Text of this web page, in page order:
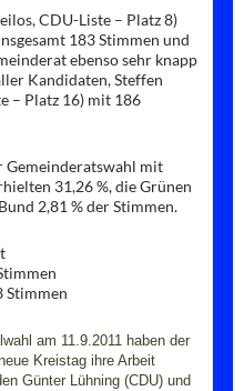
CDU-Liste – Platz 8)
183 Stimmen und
ebenso sehr knapp
Kandidaten, Steffen
– Platz 16) mit 186
Gemeinderatswahl mit
31,26 %, die Grünen
2,81 % der Stimmen.
Stimmen
am 11.9.2011 haben der
Kreistag ihre Arbeit
Günter Lühning (CDU) und